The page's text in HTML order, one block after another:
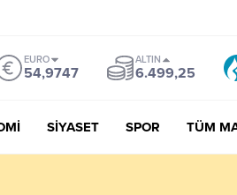
EURO
54,9747
ALTIN
6.499,25
SİYASET SPOR TÜM